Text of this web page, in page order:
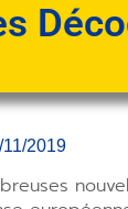
11/2019